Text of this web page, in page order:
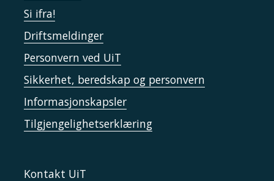
Si ifra!
Driftsmeldinger
Personvern ved UiT
Sikkerhet, beredskap og personvern
Informasjonskapsler
Tilgjengelighetserklæring
Kontakt UiT